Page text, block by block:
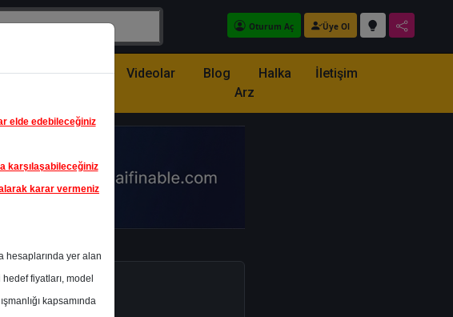
Oturum Aç Üye Ol
Partnerlerimiz Videolar Blog
Halka
Arz
İletişim
elde edebileceğiniz
karşılaşabileceğiniz
alarak karar vermeniz
hesaplarında yer alan
fiyatları, model
kapsamında